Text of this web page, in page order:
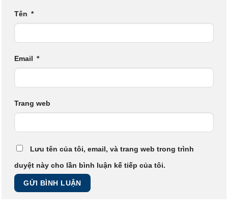
Tên *
Email *
Trang web
Lưu tên của tôi, email, và trang web trong trình
duyệt này cho lần bình luận kế tiếp của tôi.